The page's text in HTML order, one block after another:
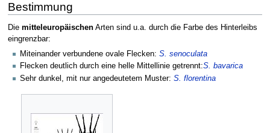
Bestimmung
Die mitteleuropäischenArten sind u.a. durch die Farbe des Hinterleibs
eingrenzbar:
Miteinander verbundene ovale Flecken: S. senoculata
Flecken deutlich durch eine helle Mittellinie getrennt:S. bavarica
Sehr dunkel, mit nur angedeutetem Muster: S. florentina